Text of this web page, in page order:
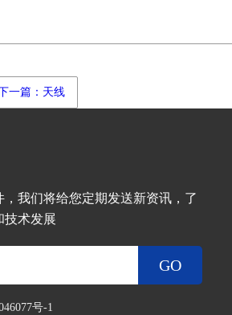
一篇：天线
，我们将给您定期发送新资讯，了
技术发展
GO
号-1